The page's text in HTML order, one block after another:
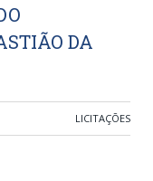
DA
LICITAÇÕES